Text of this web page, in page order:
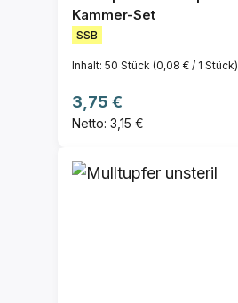
Kammer-Set
SSB
Inhalt: 50 Stück (0,08 € / 1 Stück)
Regulärer Preis:
3,75 €
Netto: 3,15 €